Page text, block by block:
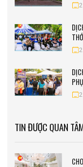
TIN ĐƯỢC QUAN